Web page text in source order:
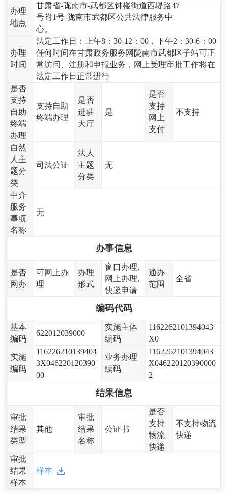
办理
地点
甘肃省-陇南市-武都区钟楼街道西堤路47
号附1号-陇南市武都区公共法律服务中
心。
办理
时间
法定工作日：上午8：30-12：00，下午2：30-6：00
任何时间在甘肃政务服务网陇南市武都区子站可正
常访问、注册和申报业务，网上受理审批工作将在
法定工作日正常进行
是否
支持
自助
终端
办理
支持自助
终端办理
是否
进驻
大厅
是
是否
支持
网上
支付
不支持
自然
人主
题分
类
司法公证
法人
主题
分类
无
中介
服务
事项
名称
无
办事信息
是否
网办
可网上办
理
办理
形式
窗口办理,
网上办理,
快递申请
通办
范围
全省
编码代码
基本
编码
622012039000
实施主体
编码
1162262101394043
X0
实施
编码
116226210139404
3X046220120390
00
业务办理
编码
1162262101394043
X046220120390000
2
结果信息
审批
结果
类型
其他
审批
结果
名称
公证书
是否
支持
物流
快递
不支持物流
快递
审批
结果
样本
样本